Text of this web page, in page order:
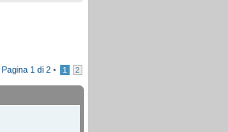
Pagina 1 di 2 • 1 2